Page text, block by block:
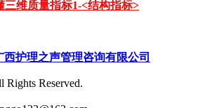
三维质量指标1-<结构指标>
护理之声管理咨询有限公司
Reserved.